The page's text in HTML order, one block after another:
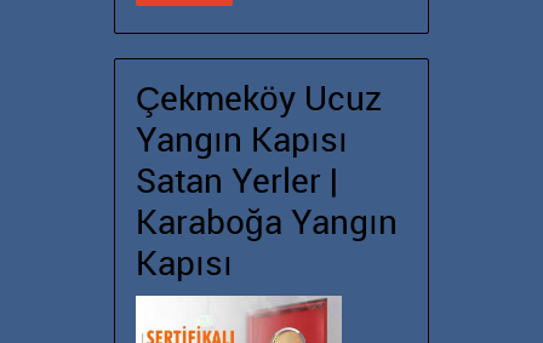
Çekmeköy Ucuz
Yangın Kapısı
Satan Yerler |
Karaboğa Yangın
Kapısı